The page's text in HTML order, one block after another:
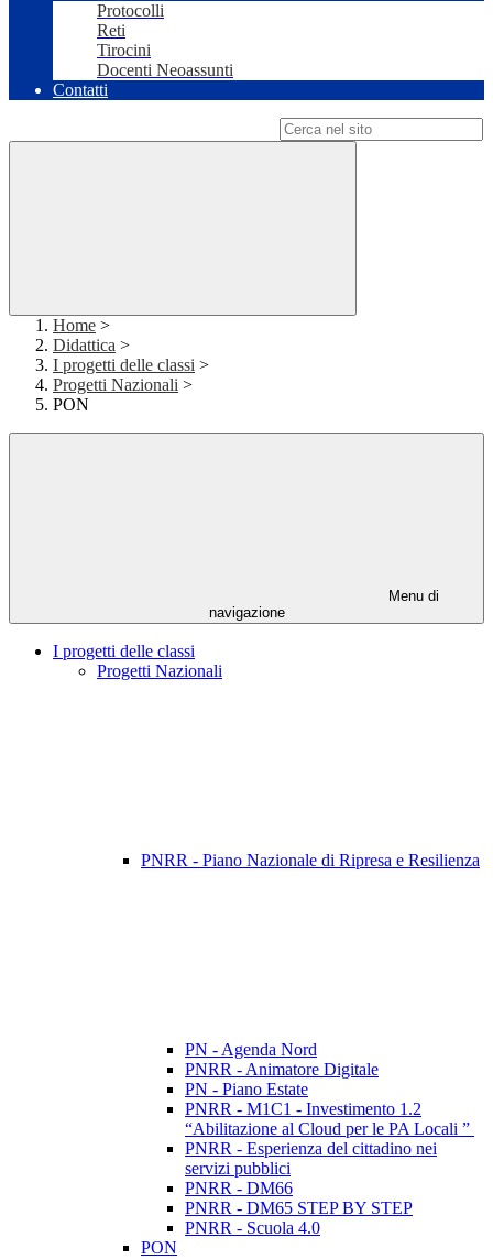
Protocolli
Reti
Tirocini
Docenti Neoassunti
Contatti
Home >
Didattica >
I progetti delle classi >
Progetti Nazionali >
PON
Menu di
navigazione
I progetti delle classi
Progetti Nazionali
PNRR - Piano Nazionale di Ripresa e Resilienza
PN - Agenda Nord
PNRR - Animatore Digitale
PN - Piano Estate
PNRR - M1C1 - Investimento 1.2
“Abilitazione al Cloud per le PA Locali ”
PNRR - Esperienza del cittadino nei
servizi pubblici
PNRR - DM66
PNRR - DM65 STEP BY STEP
PNRR - Scuola 4.0
PON